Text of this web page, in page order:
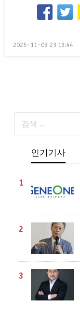
Posted
2025-11-03 23:19:44
인기기사
1
2
3